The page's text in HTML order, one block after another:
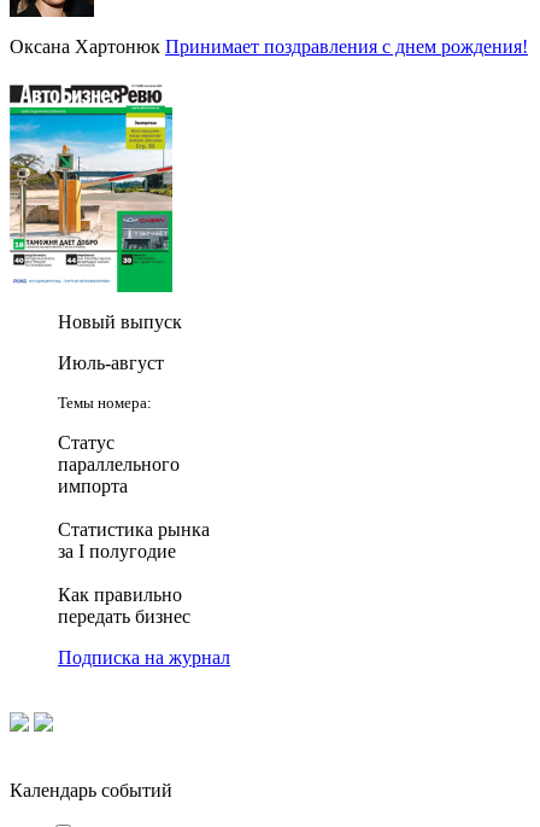
Оксана Хартонюк Принимает поздравления с днем рождения!
Новый выпуск
Июль-август
Темы номера:
Статус
параллельного
импорта
Статистика рынка
за I полугодие
Как правильно
передать бизнес
Подписка на журнал
Календарь событий